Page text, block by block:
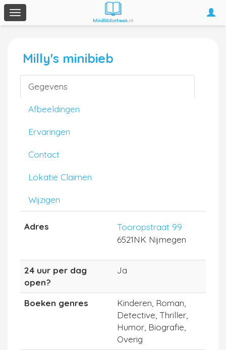
Toggle
navigation
Milly's minibieb
Gegevens
Afbeeldingen
Ervaringen
Contact
Lokatie Claimen
Wijzigen
Adres
Tooropstraat 99
6521NK Nijmegen
24 uur per dag
open?
Ja
Boeken genres
Kinderen, Roman,
Detective, Thriller,
Humor, Biografie,
Overig